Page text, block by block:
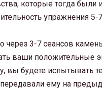
которые тогда были
упражнения 5-
через 3-7 сеансов
ваши положительные
вы будете испытывать
ему на